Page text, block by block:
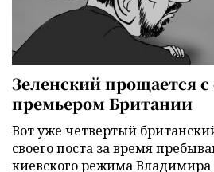
Зеленский прощается
премьером Британии
Вот уже четвертый
своего поста за время
киевского режима Владимира